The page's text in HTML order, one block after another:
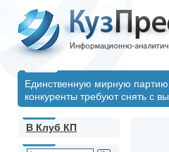
Единственную мирную
конкуренты требуют снять с
В Клуб КП